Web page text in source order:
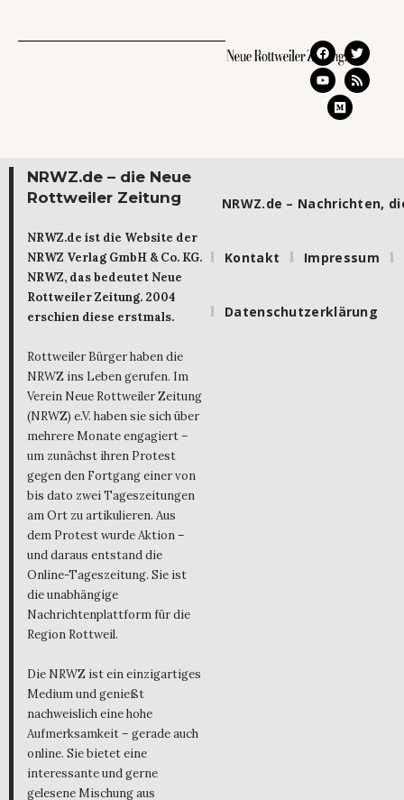
NRWZ.de – die Neue
Rottweiler Zeitung
NRWZ.de ist die Website der
NRWZ Verlag GmbH & Co. KG.
NRWZ, das bedeutet Neue
Rottweiler Zeitung. 2004
erschien diese erstmals.
Rottweiler Bürger haben die
NRWZ ins Leben gerufen. Im
Verein Neue Rottweiler Zeitung
(NRWZ) e.V. haben sie sich über
mehrere Monate engagiert –
um zunächst ihren Protest
gegen den Fortgang einer von
bis dato zwei Tageszeitungen
am Ort zu artikulieren. Aus
dem Protest wurde Aktion –
und daraus entstand die
Online-Tageszeitung. Sie ist
die unabhängige
Nachrichtenplattform für die
Region Rottweil.
Die NRWZ ist ein einzigartiges
Medium und genießt
nachweislich eine hohe
Aufmerksamkeit – gerade auch
online. Sie bietet eine
interessante und gerne
gelesene Mischung aus
NRWZ.de – Nachrichten,
Kontakt Impressum
Datenschutzerklärung